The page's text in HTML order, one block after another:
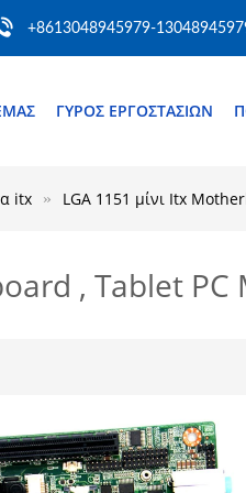
+8613048945979-
ΓΎΡΟΣ ΕΡΓΟΣΤΑΣΊΩΝ
itx LGA 1151 μίνι Itx
, Tablet